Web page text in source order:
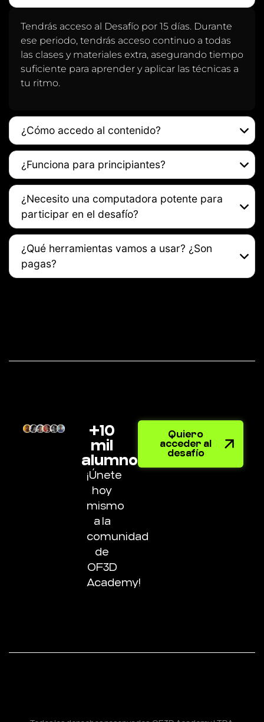
Tendrás acceso al Desafío por 15 días. Durante
ese periodo, tendrás acceso continuo a todas
las clases y materiales extra, asegurando tiempo
suficiente para aprender y aplicar las técnicas a
tu ritmo.
¿Cómo accedo al contenido?
¿Funciona para principiantes?
¿Necesito una computadora potente para
participar en el desafío?
¿Qué herramientas vamos a usar? ¿Son
pagas?
+10
mil
alumnos
¡Únete
hoy
mismo
a la
comunidad
de
OF3D
Academy!
Quiero
acceder al
desafío